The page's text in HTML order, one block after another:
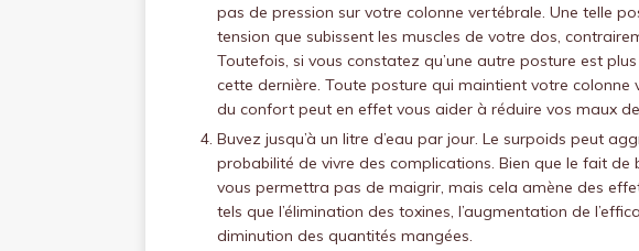
pas de pression sur votre colonne vertébrale. Une telle
tension que subissent les muscles de votre dos,
Toutefois, si vous constatez qu’une autre posture est
cette dernière. Toute posture qui maintient votre
du confort peut en effet vous aider à réduire vos maux
Buvez jusqu’à un litre d’eau par jour. Le surpoids peut
probabilité de vivre des complications. Bien que le fait de
vous permettra pas de maigrir, mais cela amène des
tels que l’élimination des toxines, l’augmentation de
diminution des quantités mangées.